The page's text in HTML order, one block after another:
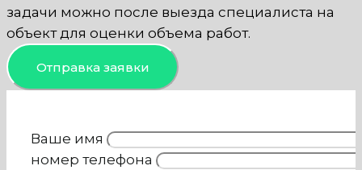
задачи можно после выезда специалиста на
объект для оценки объема работ.
Отправка заявки
Ваше имя
номер телефона